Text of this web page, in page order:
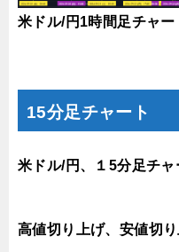
米ドル/円1時間足チャー
15分足チャート
米ドル/円、１5分足チャ
高値切り上げ、安値切